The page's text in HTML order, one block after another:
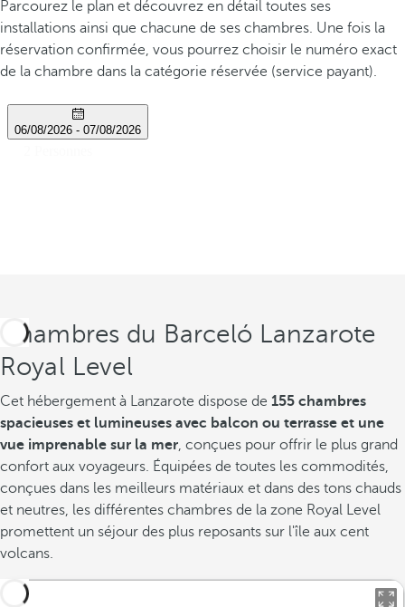
Parcourez le plan et découvrez en détail toutes ses
installations ainsi que chacune de ses chambres. Une fois la
réservation confirmée, vous pourrez choisir le numéro exact
de la chambre dans la catégorie réservée (service payant).
Chambres du Barceló Lanzarote
Royal Level
Cet hébergement à Lanzarote dispose de 155 chambres
spacieuses et lumineuses avec balcon ou terrasse et une
vue imprenable sur la mer, conçues pour offrir le plus grand
confort aux voyageurs. Équipées de toutes les commodités,
conçues dans les meilleurs matériaux et dans des tons chauds
et neutres, les différentes chambres de la zone Royal Level
promettent un séjour des plus reposants sur l'île aux cent
volcans.